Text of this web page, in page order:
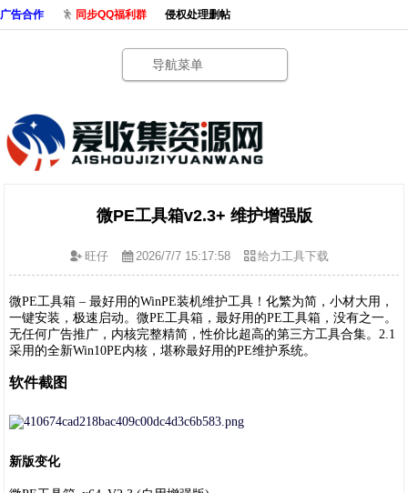
广告合作 同步QQ福利群 侵权处理删帖
导航菜单
微PE工具箱v2.3+ 维护增强版
旺仔 2026/7/7 15:17:58 给力工具下载
微PE工具箱 – 最好用的WinPE装机维护工具！化繁为简，小材大用，
一键安装，极速启动。微PE工具箱，最好用的PE工具箱，没有之一。
无任何广告推广，内核完整精简，性价比超高的第三方工具合集。2.1
采用的全新Win10PE内核，堪称最好用的PE维护系统。
软件截图
新版变化